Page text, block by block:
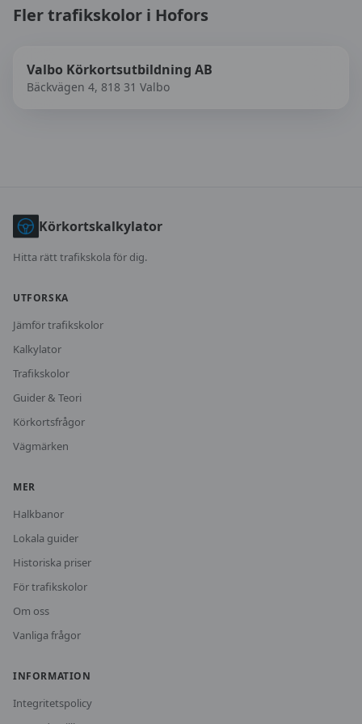
Fler trafikskolor i Hofors
Valbo Körkortsutbildning AB
Bäckvägen 4, 818 31 Valbo
Körkortskalkylator
Hitta rätt trafikskola för dig.
UTFORSKA
Jämför trafikskolor
Kalkylator
Trafikskolor
Guider & Teori
Körkortsfrågor
Vägmärken
MER
Halkbanor
Lokala guider
Historiska priser
För trafikskolor
Om oss
Vanliga frågor
INFORMATION
Integritetspolicy